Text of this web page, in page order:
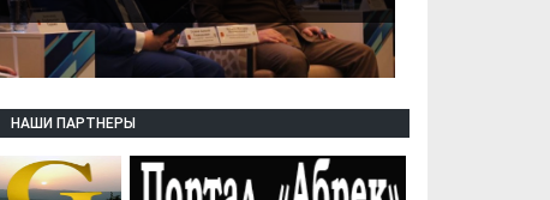
НАШИ ПАРТНЕРЫ